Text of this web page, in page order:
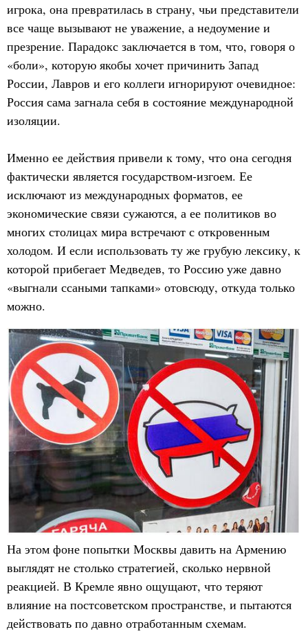
игрока, она превратилась в страну, чьи представители
все чаще вызывают не уважение, а недоумение и
презрение. Парадокс заключается в том, что, говоря о
«боли», которую якобы хочет причинить Запад
России, Лавров и его коллеги игнорируют очевидное:
Россия сама загнала себя в состояние международной
изоляции.
Именно ее действия привели к тому, что она сегодня
фактически является государством-изгоем. Ее
исключают из международных форматов, ее
экономические связи сужаются, а ее политиков во
многих столицах мира встречают с откровенным
холодом. И если использовать ту же грубую лексику, к
которой прибегает Медведев, то Россию уже давно
«выгнали ссаными тапками» отовсюду, откуда только
можно.
На этом фоне попытки Москвы давить на Армению
выглядят не столько стратегией, сколько нервной
реакцией. В Кремле явно ощущают, что теряют
влияние на постсоветском пространстве, и пытаются
действовать по давно отработанным схемам.